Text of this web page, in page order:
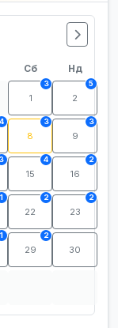
Сб Нд
1
3
2
5
4
8
3
9
3
3
15
4
16
2
1
22
2
23
2
1
29
2
30